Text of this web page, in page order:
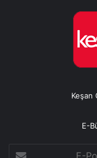
Keşan
E-
E-